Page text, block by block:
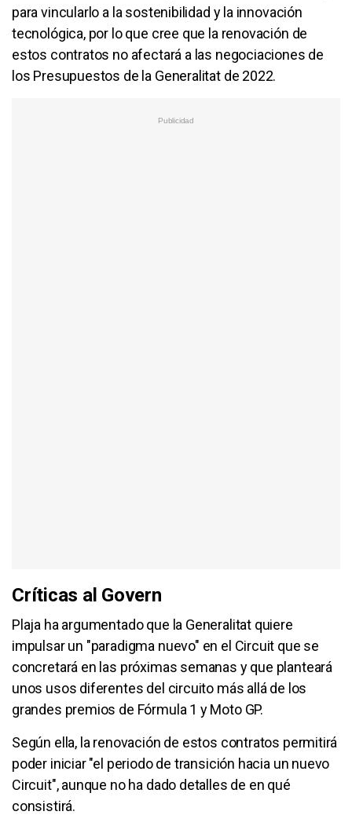
para vincularlo a la sostenibilidad y la innovación
tecnológica, por lo que cree que la renovación de
estos contratos no afectará a las negociaciones de
los Presupuestos de la Generalitat de 2022.
Críticas al Govern
Plaja ha argumentado que la Generalitat quiere
impulsar un "paradigma nuevo" en el Circuit que se
concretará en las próximas semanas y que planteará
unos usos diferentes del circuito más allá de los
grandes premios de Fórmula 1 y Moto GP.
Según ella, la renovación de estos contratos permitirá
poder iniciar "el periodo de transición hacia un nuevo
Circuit", aunque no ha dado detalles de en qué
consistirá.